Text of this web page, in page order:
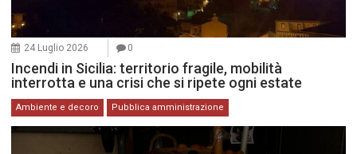
24 Luglio 2026 0
Incendi in Sicilia: territorio fragile, mobilità
interrotta e una crisi che si ripete ogni estate
Ambiente e decoro Pubblica amministrazione